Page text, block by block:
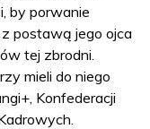
by porwanie
postawą jego ojca
tej zbrodni.
mieli do niego
Konfederacji